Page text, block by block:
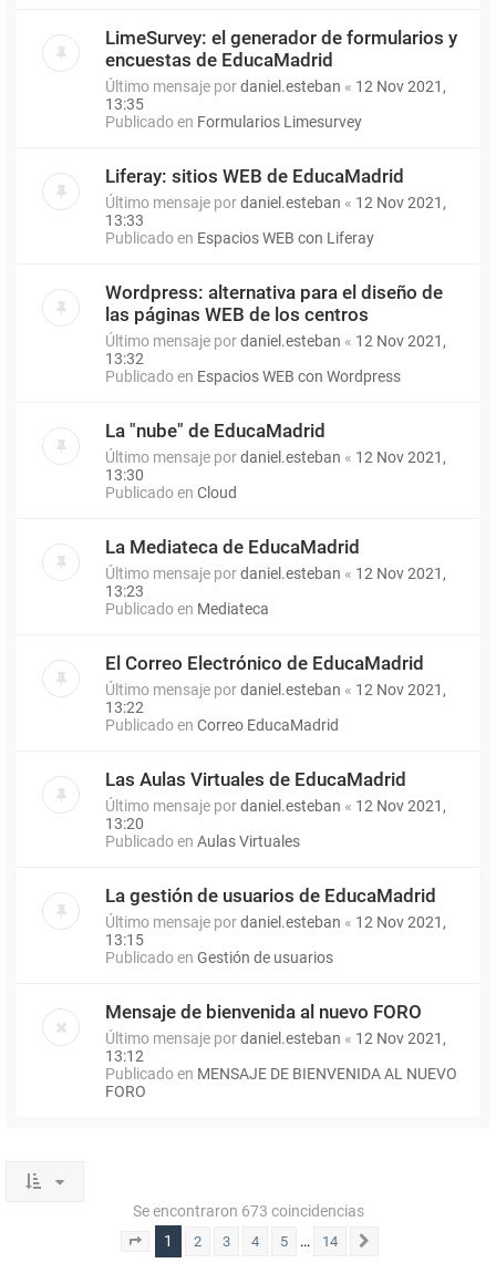
LimeSurvey: el generador de formularios y
encuestas de EducaMadrid
Último mensaje pordaniel.esteban « 12 Nov 2021,
13:35
Publicado en Formularios Limesurvey
Liferay: sitios WEB de EducaMadrid
Último mensaje pordaniel.esteban « 12 Nov 2021,
13:33
Publicado en Espacios WEB con Liferay
Wordpress: alternativa para el diseño de
las páginas WEB de los centros
Último mensaje pordaniel.esteban « 12 Nov 2021,
13:32
Publicado en Espacios WEB con Wordpress
La "nube" de EducaMadrid
Último mensaje pordaniel.esteban « 12 Nov 2021,
13:30
Publicado en Cloud
La Mediateca de EducaMadrid
Último mensaje pordaniel.esteban « 12 Nov 2021,
13:23
Publicado en Mediateca
El Correo Electrónico de EducaMadrid
Último mensaje pordaniel.esteban « 12 Nov 2021,
13:22
Publicado en Correo EducaMadrid
Las Aulas Virtuales de EducaMadrid
Último mensaje pordaniel.esteban « 12 Nov 2021,
13:20
Publicado en Aulas Virtuales
La gestión de usuarios de EducaMadrid
Último mensaje pordaniel.esteban « 12 Nov 2021,
13:15
Publicado en Gestión de usuarios
Mensaje de bienvenida al nuevo FORO
Último mensaje pordaniel.esteban « 12 Nov 2021,
13:12
Publicado en MENSAJE DE BIENVENIDA AL NUEVO
FORO
Se encontraron 673 coincidencias
Página 1de 14
1 2 3 4 5 … 14